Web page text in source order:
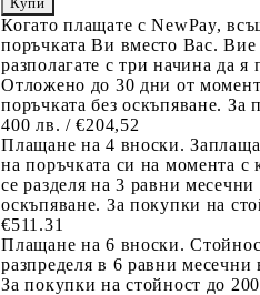
Когато плащате с NewPay,
поръчката Ви вместо Вас. Вие
разполагате с три начина да я
Отложено до 30 дни от
поръчката без оскъпяване. За
400 лв. / €204,52
Плащане на 4 вноски.
на поръчката си на момента с
се разделя на 3 равни месечни
оскъпяване. За покупки на
€511.31
Плащане на 6 вноски.
разпределя в 6 равни месечни
За покупки на стойност до